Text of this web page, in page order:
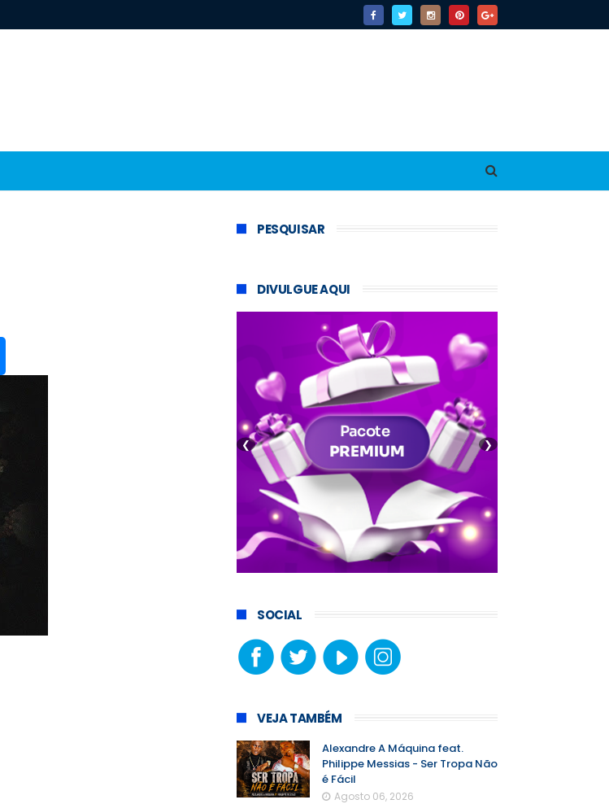
PESQUISAR
DIVULGUE AQUI
❮ ❯
SOCIAL
VEJA TAMBÉM
Alexandre A Máquina feat.
Philippe Messias - Ser Tropa Não
é Fácil
Agosto 06, 2026